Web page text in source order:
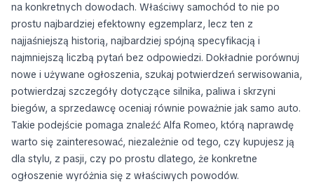
na konkretnych dowodach. Właściwy samochód to nie po
prostu najbardziej efektowny egzemplarz, lecz ten z
najjaśniejszą historią, najbardziej spójną specyfikacją i
najmniejszą liczbą pytań bez odpowiedzi. Dokładnie porównuj
nowe i używane ogłoszenia, szukaj potwierdzeń serwisowania,
potwierdzaj szczegóły dotyczące silnika, paliwa i skrzyni
biegów, a sprzedawcę oceniaj równie poważnie jak samo auto.
Takie podejście pomaga znaleźć Alfa Romeo, którą naprawdę
warto się zainteresować, niezależnie od tego, czy kupujesz ją
dla stylu, z pasji, czy po prostu dlatego, że konkretne
ogłoszenie wyróżnia się z właściwych powodów.